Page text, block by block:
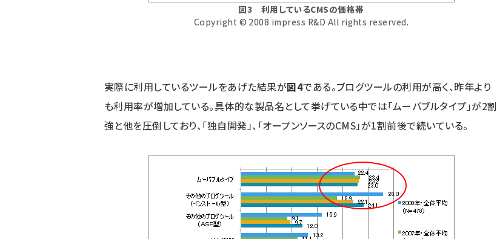
図3 利用しているCMSの価格帯
Copyright © 2008 impress R&D All rights reserved.
実際に利用しているツールをあげた結果が図4である。ブログツールの利用が高く、昨年より
も利用率が増加している。具体的な製品名として挙げている中では「ムーバブルタイプ」が2割
強と他を圧倒しており、「独自開発」、「オープンソースのCMS」が1割前後で続いている。